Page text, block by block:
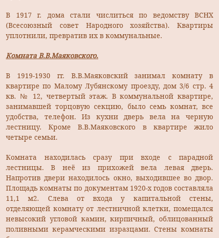
В 1917 г. дома стали числиться по ведомству ВСНХ
(Всесоюзный совет Народного хозяйства). Квартиры
уплотнили, превратив их в коммунальные.
Комната В.В.Маяковского.
В 1919-1930 гг. В.В.Маяковский занимал комнату в
квартире по Малому Лубянскому проезду, дом 3/6 стр. 4
кв. № 12, четвертый этаж. В коммунальной квартире,
занимавшей торцовую секцию, было семь комнат, все
удобства, телефон. Из кухни дверь вела на черную
лестницу. Кроме В.В.Маяковского в квартире жило
четыре семьи.
Комната находилась сразу при входе с парадной
лестницы. В неё из прихожей вела левая дверь.
Напротив двери находилось окно, выходившее во двор.
Площадь комнаты по документам 1920-х годов составляла
11,1 м2. Слева от входа у капитальной стены,
отделяющей комнату от лестничной клетки, помещался
невысокий угловой камин, кирпичный, облицованный
поливными керамческими изразцами. Стены комнаты